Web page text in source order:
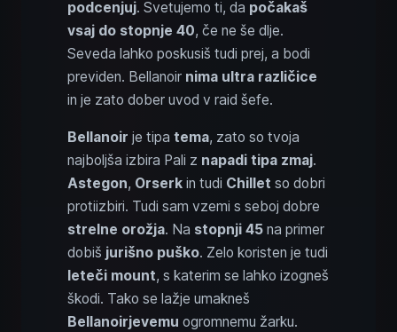
podcenjuj. Svetujemo ti, da počakaš
vsaj do stopnje 40, če ne še dlje.
Seveda lahko poskusiš tudi prej, a bodi
previden. Bellanoir nima ultra različice
in je zato dober uvod v raid šefe.
Bellanoir je tipa tema, zato so tvoja
najboljša izbira Pali z napadi tipa zmaj.
Astegon, Orserk in tudi Chillet so dobri
protiizbiri. Tudi sam vzemi s seboj dobre
strelne orožja. Na stopnji 45 na primer
dobiš jurišno puško. Zelo koristen je tudi
leteči mount, s katerim se lahko izogneš
škodi. Tako se lažje umakneš
Bellanoirjevemu ogromnemu žarku.